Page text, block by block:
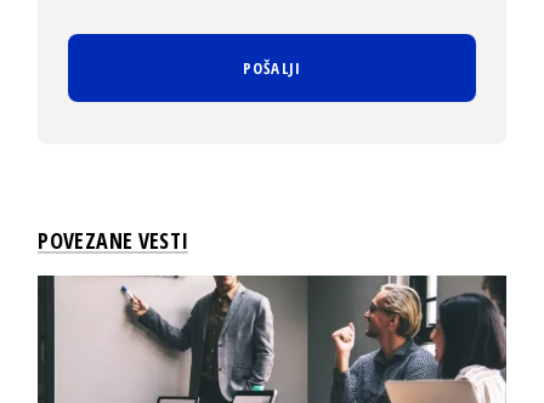
POVEZANE VESTI